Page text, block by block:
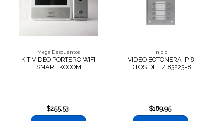
Mega Descuentos
KIT VIDEO PORTERO WIFI
SMART KOCOM
$255,53
Inicio
VIDEO BOTONERA IP 8
DTOS DIEL/ 83223-8
$189,95